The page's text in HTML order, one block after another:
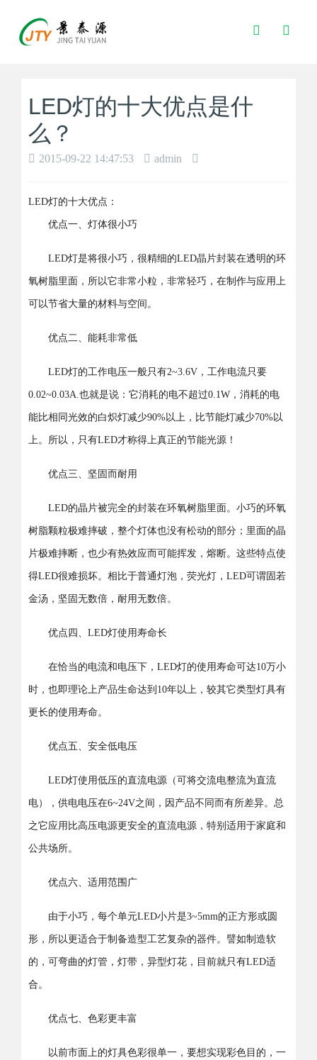
Toggle
Search
LED灯的十大优点是什
么？
2015-09-22 14:47:53 admin
LED灯的十大优点：
优点一、灯体很小巧
LED灯是将很小巧，很精细的LED晶片封装在透明的环
氧树脂里面，所以它非常小粒，非常轻巧，在制作与应用上
可以节省大量的材料与空间。
优点二、能耗非常低
LED灯的工作电压一般只有2~3.6V，工作电流只要
0.02~0.03A.也就是说：它消耗的电不超过0.1W，消耗的电
能比相同光效的白炽灯减少90%以上，比节能灯减少70%以
上。所以，只有LED才称得上真正的节能光源！
优点三、坚固而耐用
LED的晶片被完全的封装在环氧树脂里面。小巧的环氧
树脂颗粒极难摔破，整个灯体也没有松动的部分；里面的晶
片极难摔断，也少有热效应而可能挥发，熔断。这些特点使
得LED很难损坏。相比于普通灯泡，荧光灯，LED可谓固若
金汤，坚固无数倍，耐用无数倍。
优点四、LED灯使用寿命长
在恰当的电流和电压下，LED灯的使用寿命可达10万小
时，也即理论上产品生命达到10年以上，较其它类型灯具有
更长的使用寿命。
优点五、安全低电压
LED灯使用低压的直流电源（可将交流电整流为直流
电），供电电压在6~24V之间，因产品不同而有所差异。总
之它应用比高压电源更安全的直流电源，特别适用于家庭和
公共场所。
优点六、适用范围广
由于小巧，每个单元LED小片是3~5mm的正方形或圆
形，所以更适合于制备造型工艺复杂的器件。譬如制造软
的，可弯曲的灯管，灯带，异型灯花，目前就只有LED适
合。
优点七、色彩更丰富
以前市面上的灯具色彩很单一，要想实现彩色目的，一